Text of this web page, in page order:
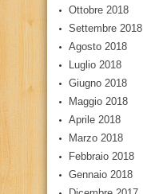
Ottobre 2018
Settembre 2018
Agosto 2018
Luglio 2018
Giugno 2018
Maggio 2018
Aprile 2018
Marzo 2018
Febbraio 2018
Gennaio 2018